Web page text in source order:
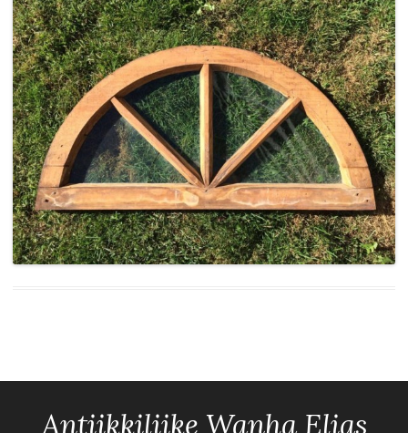
Antiikkiliike Wanha Elias